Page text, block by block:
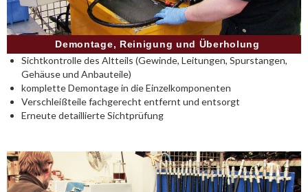
Demontage, Reinigung und Überholung
Sichtkontrolle des Altteils (Gewinde, Leitungen, Spurstangen,
Gehäuse und Anbauteile)
komplette Demontage in die Einzelkomponenten
Verschleißteile fachgerecht entfernt und entsorgt
Erneute detaillierte Sichtprüfung